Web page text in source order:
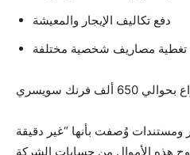
دفع تكاليف الإيجار والمعيشة
تغطية مصاريف شخصية مختلفة
ومستندات وُصفت بأنها “غير دقيقة